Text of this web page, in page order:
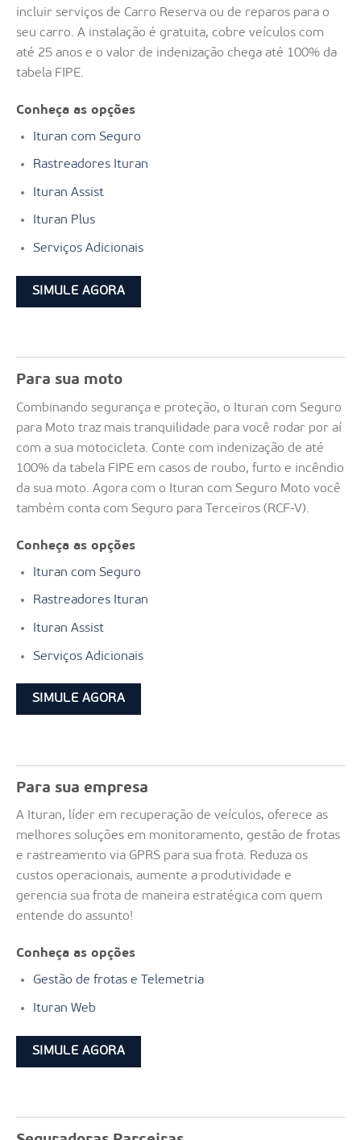
incluir serviços de Carro Reserva ou de reparos para o
seu carro. A instalação é gratuita, cobre veículos com
até 25 anos e o valor de indenização chega até 100% da
tabela FIPE.
Conheça as opções
Ituran com Seguro
Rastreadores Ituran
Ituran Assist
Ituran Plus
Serviços Adicionais
SIMULE AGORA
Para sua moto
Combinando segurança e proteção, o Ituran com Seguro
para Moto traz mais tranquilidade para você rodar por aí
com a sua motocicleta. Conte com indenização de até
100% da tabela FIPE em casos de roubo, furto e incêndio
da sua moto. Agora com o Ituran com Seguro Moto você
também conta com Seguro para Terceiros (RCF-V).
Conheça as opções
Ituran com Seguro
Rastreadores Ituran
Ituran Assist
Serviços Adicionais
SIMULE AGORA
Para sua empresa
A Ituran, líder em recuperação de veículos, oferece as
melhores soluções em monitoramento, gestão de frotas
e rastreamento via GPRS para sua frota. Reduza os
custos operacionais, aumente a produtividade e
gerencia sua frota de maneira estratégica com quem
entende do assunto!
Conheça as opções
Gestão de frotas e Telemetria
Ituran Web
SIMULE AGORA